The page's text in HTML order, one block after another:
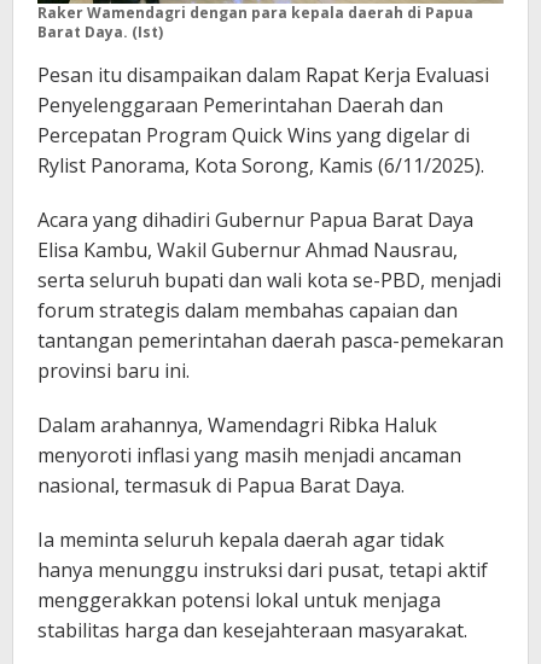
Raker Wamendagri dengan para kepala daerah di Papua
Barat Daya. (Ist)
Pesan itu disampaikan dalam Rapat Kerja Evaluasi
Penyelenggaraan Pemerintahan Daerah dan
Percepatan Program Quick Wins yang digelar di
Rylist Panorama, Kota Sorong, Kamis (6/11/2025).
Acara yang dihadiri Gubernur Papua Barat Daya
Elisa Kambu, Wakil Gubernur Ahmad Nausrau,
serta seluruh bupati dan wali kota se-PBD, menjadi
forum strategis dalam membahas capaian dan
tantangan pemerintahan daerah pasca-pemekaran
provinsi baru ini.
Dalam arahannya, Wamendagri Ribka Haluk
menyoroti inflasi yang masih menjadi ancaman
nasional, termasuk di Papua Barat Daya.
Ia meminta seluruh kepala daerah agar tidak
hanya menunggu instruksi dari pusat, tetapi aktif
menggerakkan potensi lokal untuk menjaga
stabilitas harga dan kesejahteraan masyarakat.